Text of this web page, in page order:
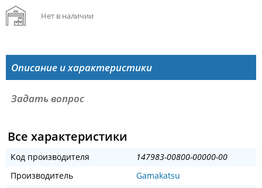
Нет в наличии
Описание и характеристики
Задать вопрос
Все характеристики
Код производителя
147983-00800-00000-00
Производитель
Gamakatsu